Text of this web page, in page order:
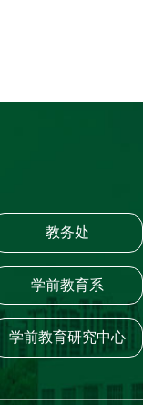
教务处
学前教育系
学前教育研究中心